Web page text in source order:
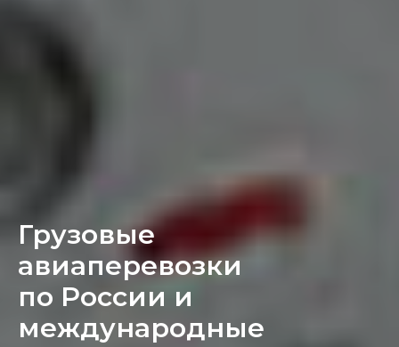
Грузовые
авиаперевозки
по России и
международные